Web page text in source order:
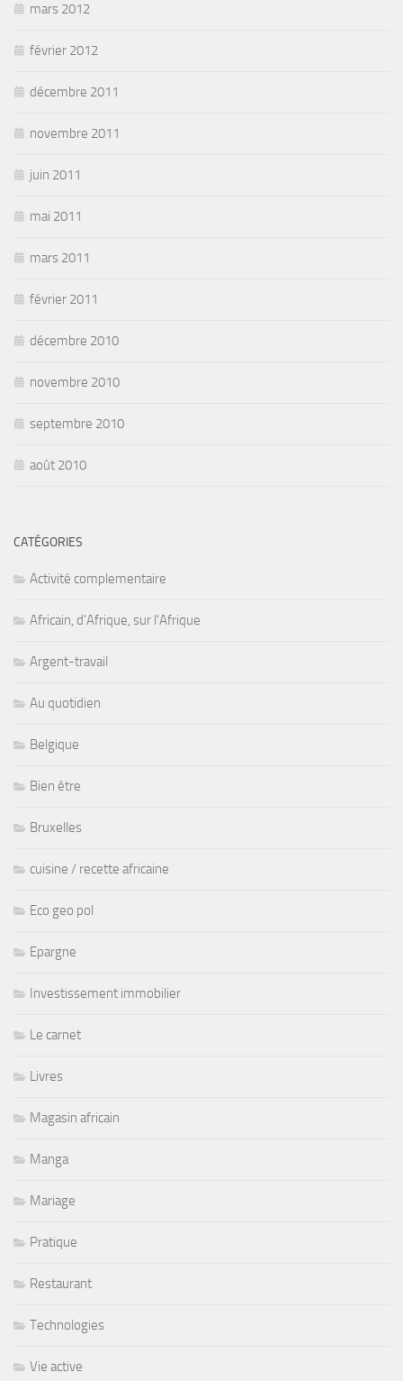
mars 2012
février 2012
décembre 2011
novembre 2011
juin 2011
mai 2011
mars 2011
février 2011
décembre 2010
novembre 2010
septembre 2010
août 2010
CATÉGORIES
Activité complementaire
Africain, d'Afrique, sur l'Afrique
Argent-travail
Au quotidien
Belgique
Bien être
Bruxelles
cuisine / recette africaine
Eco geo pol
Epargne
Investissement immobilier
Le carnet
Livres
Magasin africain
Manga
Mariage
Pratique
Restaurant
Technologies
Vie active